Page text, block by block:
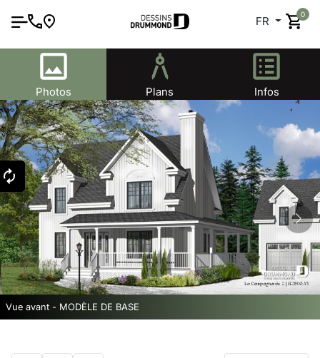
FR
0
Vue avant - MODÈLE DE BASE
Photos Plans Infos